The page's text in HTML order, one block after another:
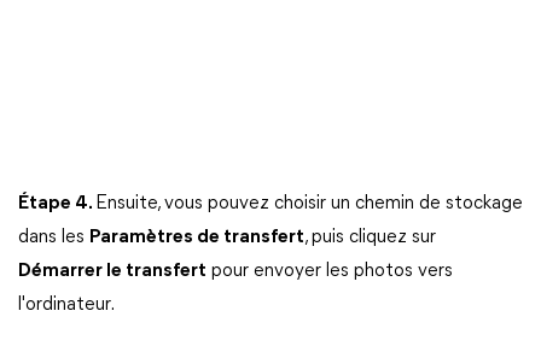
Étape 4. Ensuite, vous pouvez choisir un chemin de stockage
dans les Paramètres de transfert, puis cliquez sur
Démarrer le transfert pour envoyer les photos vers
l'ordinateur.